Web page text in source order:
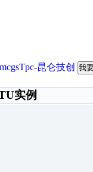
mcgsTpc-昆仑技创 我
实例